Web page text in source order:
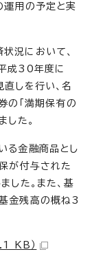
運用の予定と実
況において、
成30年度に
直しを行い、名
の「満期保有の
した。
る金融商品とし
が付与された
した。また、基
金残高の概ね3
KB）